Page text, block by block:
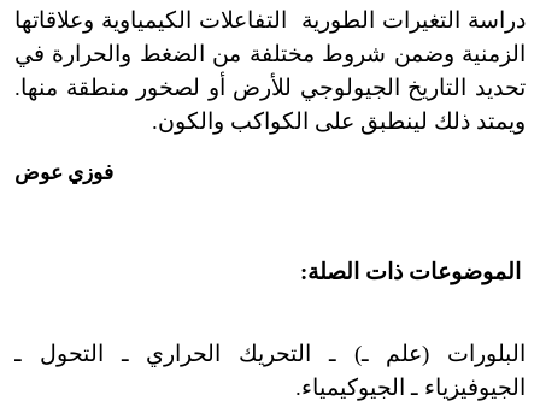
دراسة التغيرات الطورية التفاعلات الكيمياوية وعلاقاتها
الزمنية وضمن شروط مختلفة من الضغط والحرارة في
تحديد التاريخ الجيولوجي للأرض أو لصخور منطقة منها.
ويمتد ذلك لينطبق على الكواكب والكون.
فوزي عوض
الموضوعات ذات الصلة:
البلورات (علم ـ) ـ التحريك الحراري ـ التحول ـ
الجيوفيزياء ـ الجيوكيمياء.